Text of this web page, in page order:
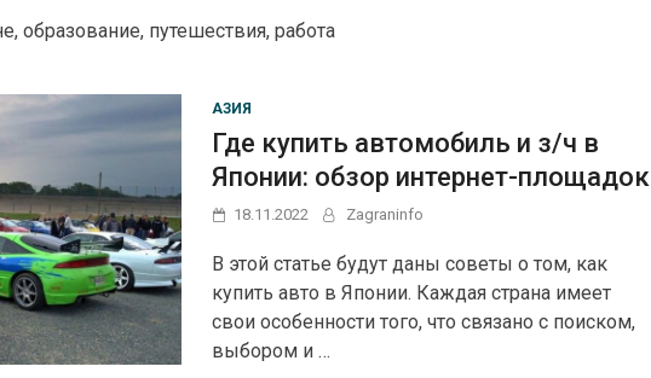
образование, путешествия, работа
АЗИЯ
Где купить автомобиль и з/ч в
Японии: обзор интернет-площадок
18.11.2022 Zagraninfo
В этой статье будут даны советы о том, как
купить авто в Японии. Каждая страна имеет
свои особенности того, что связано с поиском,
выбором и …